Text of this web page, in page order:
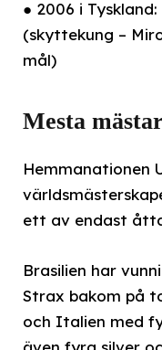
● 2006 i Tyskland:
(skyttekung –
mål)
Mesta
Hemmanationen
ett av endast
Brasilien har
Strax bakom på
och Italien med